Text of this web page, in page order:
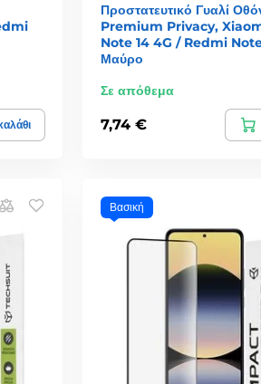
Προστατευτικό Γυαλί
Premium Privacy,
Note 14 4G / Redmi
Μαύρο
Σε απόθεμα
7,74 €
Βασική